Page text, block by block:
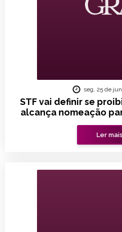
STF vai definir se
alcança nomeação
seg, 25 de
Ler